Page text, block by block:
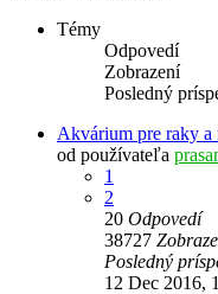
Témy
Odpovedí
Zobrazení
Posledný
Akvárium pre raky
od používateľa
1
2
20 Odpovedí
38727
Posledný
12 Dec 2016,